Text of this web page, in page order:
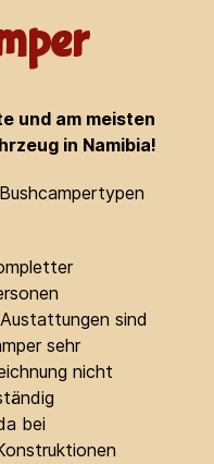
und am meisten
in Namibia!
sind
sehr
nicht
bei